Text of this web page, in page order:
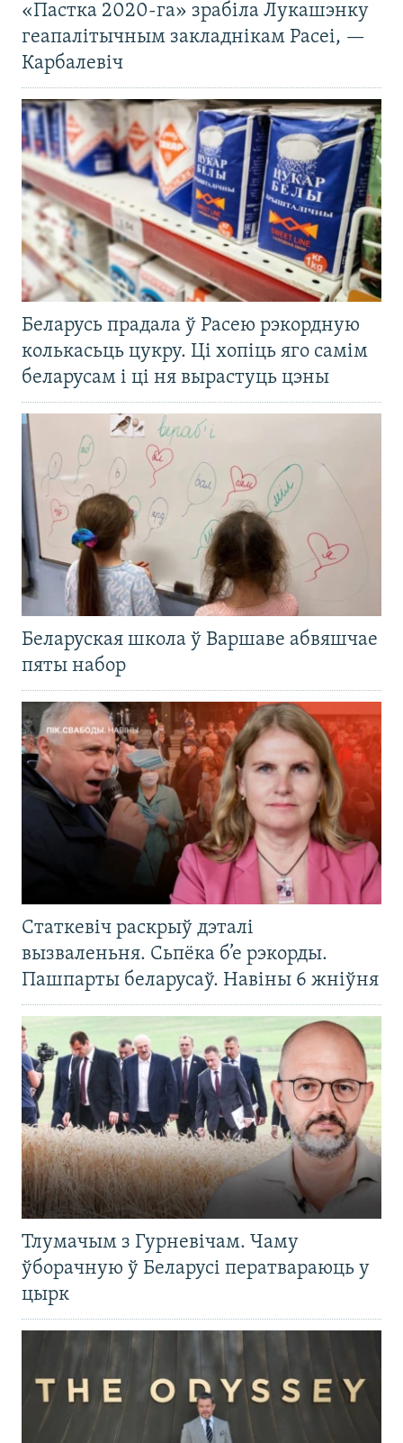
«Пастка 2020-га» зрабіла Лукашэнку
геапалітычным закладнікам Расеі, —
Карбалевіч
Беларусь прадала ў Расею рэкордную
колькасьць цукру. Ці хопіць яго самім
беларусам і ці ня вырастуць цэны
Беларуская школа ў Варшаве абвяшчае
пяты набор
Статкевіч раскрыў дэталі
вызваленьня. Сьпёка б’е рэкорды.
Пашпарты беларусаў. Навіны 6 жніўня
Тлумачым з Гурневічам. Чаму
ўборачную ў Беларусі ператвараюць у
цырк